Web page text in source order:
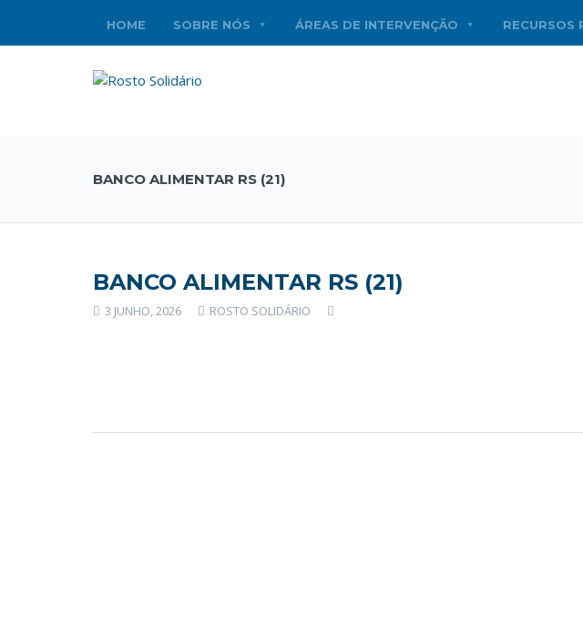
HOME SOBRE NÓS ÁREAS DE INTERVENÇÃO RECURSOS
BANCO ALIMENTAR RS (21)
BANCO ALIMENTAR RS (21)
3 JUNHO, 2026 ROSTO SOLIDÁRIO